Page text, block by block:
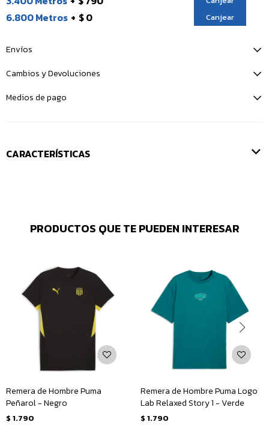
6.800 Metros $ 0 Canjear
Envíos
Cambios y Devoluciones
Medios de pago
CARACTERÍSTICAS
PRODUCTOS QUE TE PUEDEN INTERESAR
Remera de Hombre Puma
Peñarol - Negro
$ 1.790
Remera de Hombre Puma Logo
Lab Relaxed Story 1 - Verde
$ 1.790